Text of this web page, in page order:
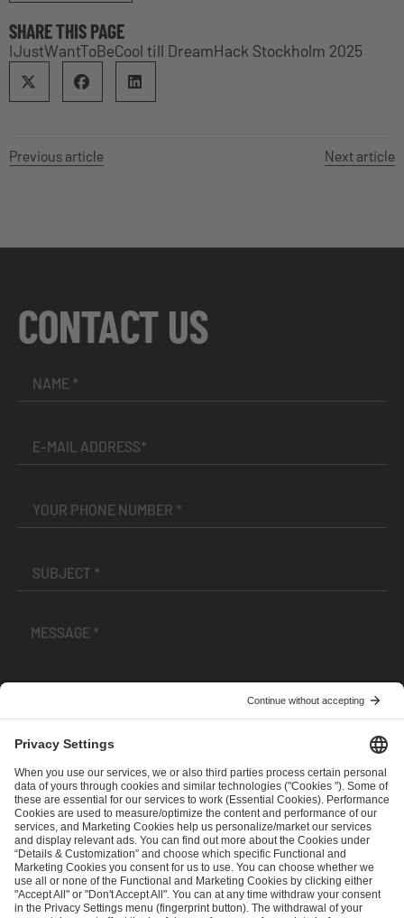
SHARE THIS PAGE
IJustWantToBeCool till DreamHack Stockholm 2025
Previous article Next article
CONTACT US
andPrivacy Policy
SEND MESSAGE